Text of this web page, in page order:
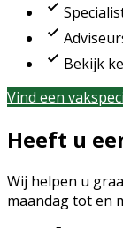
Bekijk
Vind een
Heeft u
Wij helpen u
maandag tot en